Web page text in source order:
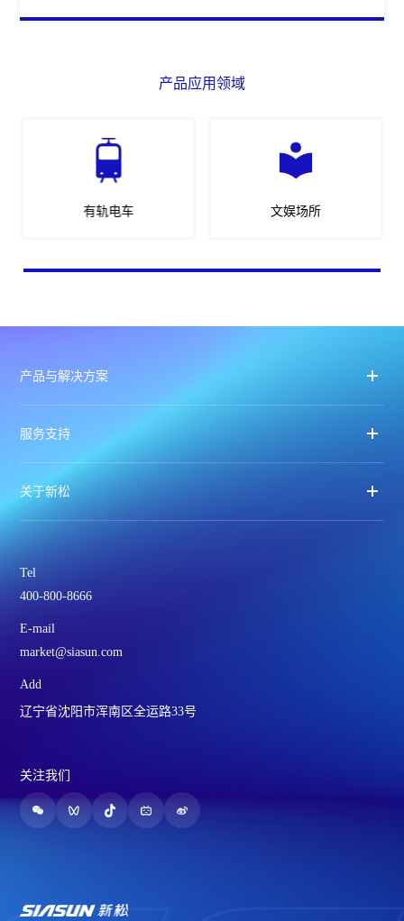
产品应用领域
有轨电车 文娱场所
产品与解决方案
服务支持
关于新松
Tel
400-800-8666
E-mail
market@siasun.com
Add
辽宁省沈阳市浑南区全运路33号
关注我们